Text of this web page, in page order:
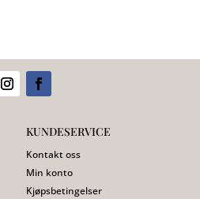
KUNDESERVICE
Kontakt oss
Min konto
Kjøpsbetingelser